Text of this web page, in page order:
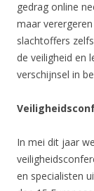
gedrag online
maar
slachtoffers
de veiligheid en
verschijnsel in
In mei dit jaar
en specialisten